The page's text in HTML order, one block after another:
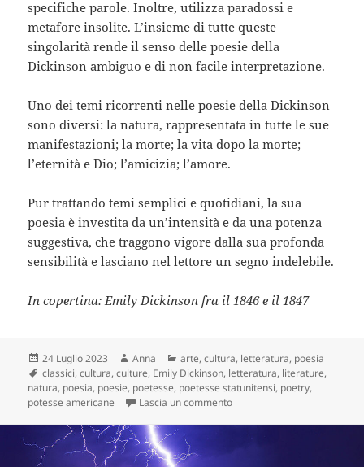
specifiche parole. Inoltre, utilizza paradossi e
metafore insolite. L’insieme di tutte queste
singolarità rende il senso delle poesie della
Dickinson ambiguo e di non facile interpretazione.
Uno dei temi ricorrenti nelle poesie della Dickinson
sono diversi: la natura, rappresentata in tutte le sue
manifestazioni; la morte; la vita dopo la morte;
l’eternità e Dio; l’amicizia; l’amore.
Pur trattando temi semplici e quotidiani, la sua
poesia è investita da un’intensità e da una potenza
suggestiva, che traggono vigore dalla sua profonda
sensibilità e lasciano nel lettore un segno indelebile.
In copertina: Emily Dickinson fra il 1846 e il 1847
Scritto
il
24 Luglio 2023 Autore
Anna Categorie
arte,cultura, letteratura, poesia
Tag
classici,cultura,culture, Emily Dickinson, letteratura, literature,
natura, poesia, poesie, poetesse, poetesse statunitensi, poetry,
potesse americane
Lascia un commentosu Emily Dickinson: tra